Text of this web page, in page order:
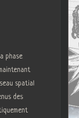
phase
spatial
des